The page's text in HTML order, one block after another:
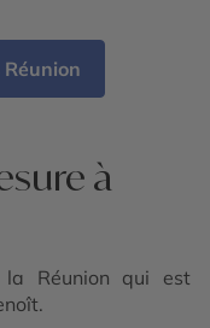
à
Réunion qui est